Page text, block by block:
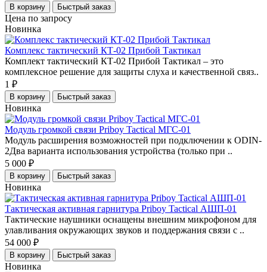
В корзину Быстрый заказ
Цена по запросу
Новинка
Комплекс тактический КТ-02 Прибой Тактикал
Комплект тактический КТ-02 Прибой Тактикал – это
комплексное решение для защиты слуха и качественной связ..
1 ₽
В корзину Быстрый заказ
Новинка
Модуль громкой связи Priboy Tactical МГС-01
Модуль расширения возможностей при подключении к ODIN-
2Два варианта использования устройства (только при ..
5 000 ₽
В корзину Быстрый заказ
Новинка
Тактическая активная гарнитура Priboy Tactical АШП-01
Тактические наушники оснащены внешним микрофоном для
улавливания окружающих звуков и поддержания связи с ..
54 000 ₽
В корзину Быстрый заказ
Новинка